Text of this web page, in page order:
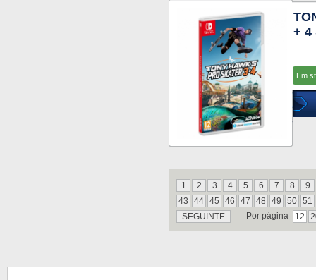
+ 4
Em
1 2 3 4 5 6 7 8
9
43
44 45 46 47 48 49 50 51
SEGUINTE
Por página 12